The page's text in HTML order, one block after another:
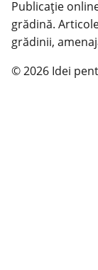
Publicație
grădină.
grădinii,
© 2026 Idei